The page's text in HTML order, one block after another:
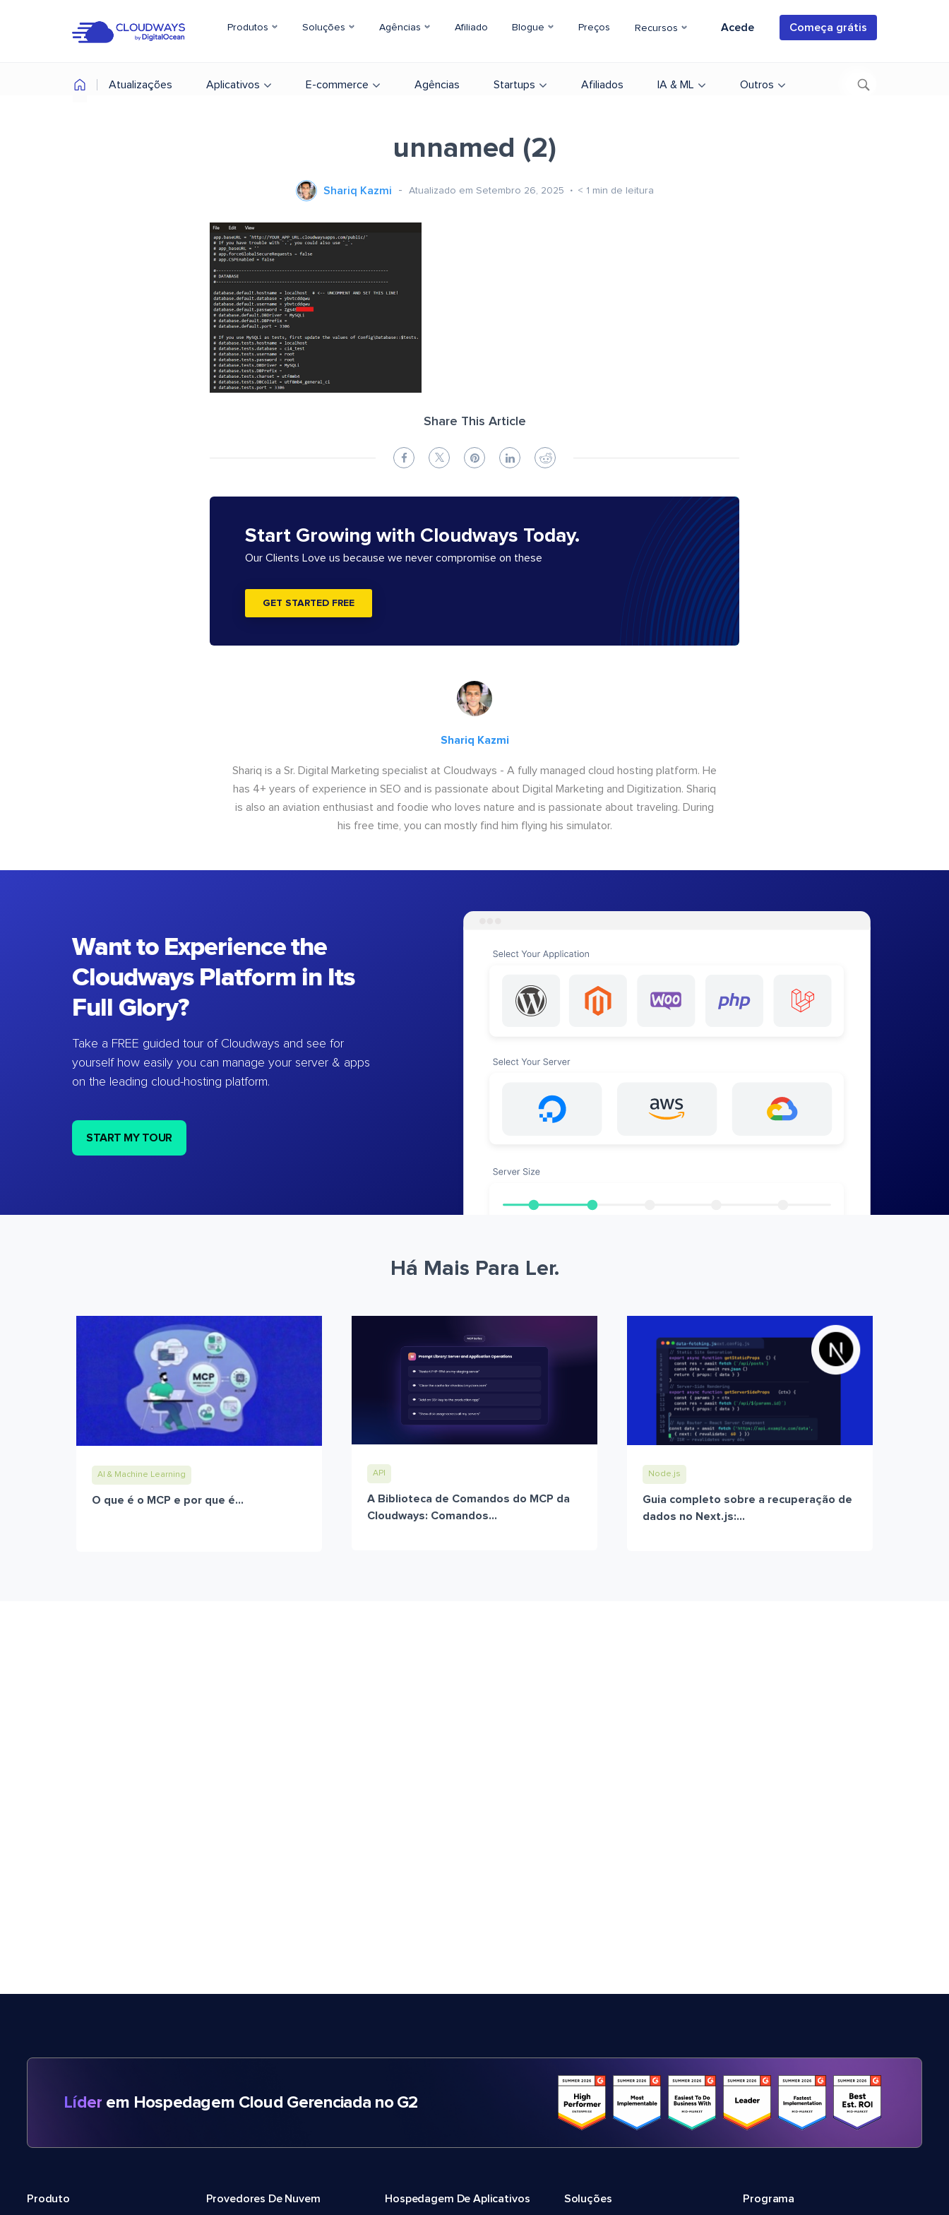
Produtos Soluções Agências Afiliado Blogue Preços Recursos Acede Começa grátis
Atualizações Aplicativos E-commerce Agências Startups Afiliados IA & ML Outros
unnamed (2)
Shariq Kazmi Atualizado em Setembro 26, 2025 < 1 min de leitura
Share This Article
Start Growing with Cloudways Today.
Our Clients Love us because we never compromise on these
GET STARTED FREE
Shariq Kazmi
Shariq is a Sr. Digital Marketing specialist at Cloudways - A fully managed cloud hosting platform. He
has 4+ years of experience in SEO and is passionate about Digital Marketing and Digitization. Shariq
is also an aviation enthusiast and foodie who loves nature and is passionate about traveling. During
his free time, you can mostly find him flying his simulator.
Want to Experience the
Cloudways Platform in Its
Full Glory?
Take a FREE guided tour of Cloudways and see for
yourself how easily you can manage your server & apps
on the leading cloud-hosting platform.
START MY TOUR
Há Mais Para Ler.
AI & Machine Learning
O que é o MCP e por que é...
API
A Biblioteca de Comandos do MCP da
Cloudways: Comandos...
Node.js
Guia completo sobre a recuperação de
dados no Next.js:...
Líder em Hospedagem Cloud Gerenciada no G2
Produto Provedores De Nuvem Hospedagem De Aplicativos Soluções Programa